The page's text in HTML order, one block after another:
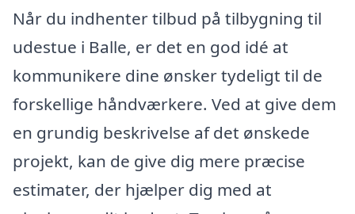
Når du indhenter tilbud på tilbygning til
udestue i Balle, er det en god idé at
kommunikere dine ønsker tydeligt til de
forskellige håndværkere. Ved at give dem
en grundig beskrivelse af det ønskede
projekt, kan de give dig mere præcise
estimater, der hjælper dig med at